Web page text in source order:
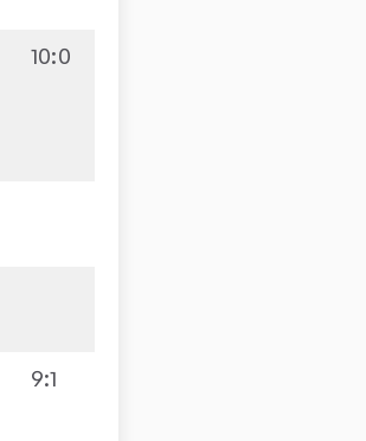
10:0
9:1